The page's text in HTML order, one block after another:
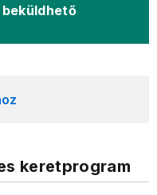
keretprogram